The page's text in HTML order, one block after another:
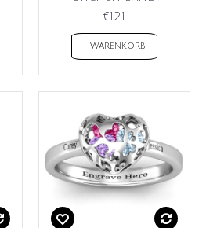
€121
+ WARENKORB